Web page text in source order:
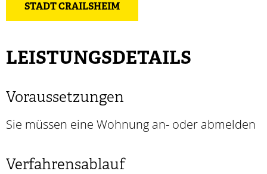
STADT CRAILSHEIM
LEISTUNGSDETAILS
Voraussetzungen
Sie müssen eine Wohnung an- oder abmelden
Verfahrensablauf